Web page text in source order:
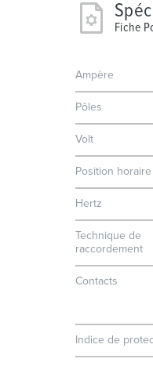
Fiche
Ampère
Pôles
Volt
Position horaire
Hertz
Technique de
raccordement
Contacts
Indice de